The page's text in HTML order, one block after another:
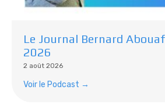
Le Journal Bernard
2026
2 août 2026
Voir le Podcast →